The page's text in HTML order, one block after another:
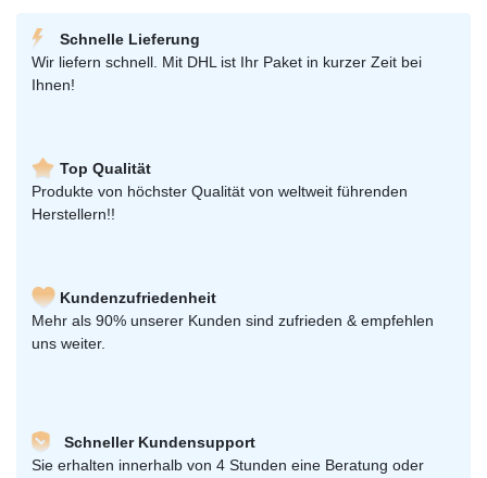
Schnelle Lieferung
Wir liefern schnell. Mit DHL ist Ihr Paket in kurzer Zeit bei
Ihnen!
Top Qualität
Produkte von höchster Qualität von weltweit führenden
Herstellern!!
Kundenzufriedenheit
Mehr als 90% unserer Kunden sind zufrieden & empfehlen
uns weiter.
Schneller Kundensupport
Sie erhalten innerhalb von 4 Stunden eine Beratung oder